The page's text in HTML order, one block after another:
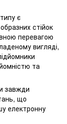
є
стійок
перевагою
вигляді,
та
завжди
що
електронну